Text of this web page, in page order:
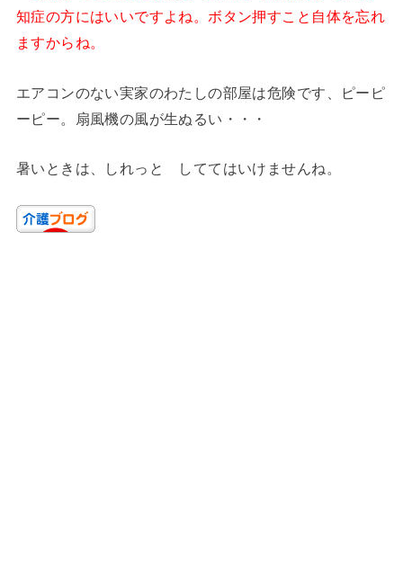
知症の方にはいいですよね。ボタン押すこと自体を忘れ
ますからね。
エアコンのない実家のわたしの部屋は危険です、ピーピ
ーピー。扇風機の風が生ぬるい・・・
暑いときは、しれっと しててはいけませんね。